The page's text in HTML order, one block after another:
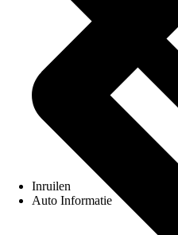
Inruilen
Auto Informatie